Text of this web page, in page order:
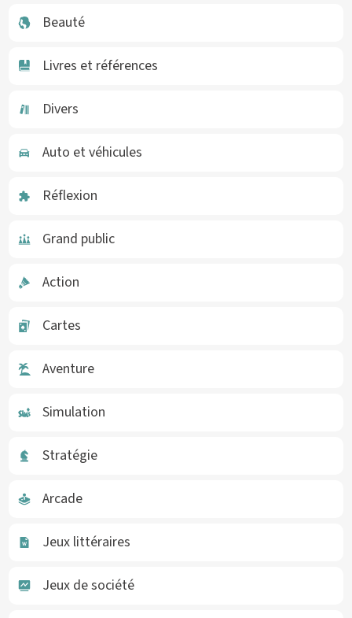
Beauté
Livres et références
Divers
Auto et véhicules
Réflexion
Grand public
Action
Cartes
Aventure
Simulation
Stratégie
Arcade
Jeux littéraires
Jeux de société